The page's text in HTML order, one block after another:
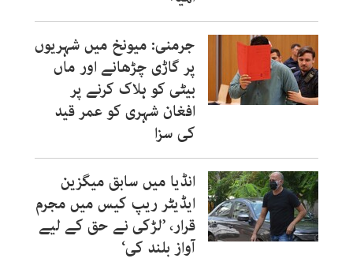
جرمنی: میونخ میں شہریوں
پر گاڑی چڑھانے اور ماں
بیٹی کو ہلاک کرنے پر
افغان شہری کو عمر قید
کی سزا
انڈیا میں سابق میگزین
ایڈیٹر ریپ کیس میں مجرم
قرار، ’لڑکی نے حق کے لیے
آواز بلند کی‘